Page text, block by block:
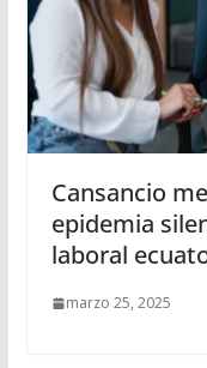
Cansancio
epidemia
laboral
marzo 25, 2025